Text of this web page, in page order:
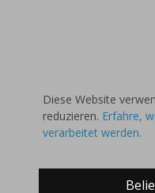
Diese Website
reduzieren. Erfahre,
verarbeitet werden.